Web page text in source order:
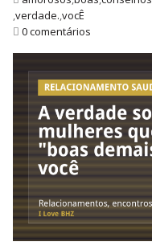
,verdade.,vocÊ
0 comentários